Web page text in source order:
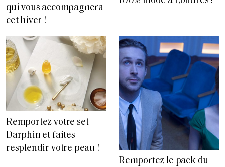
qui vous accompagnera
cet hiver !
Remportez votre set
Darphin et faites
resplendir votre peau !
Remportez le pack du